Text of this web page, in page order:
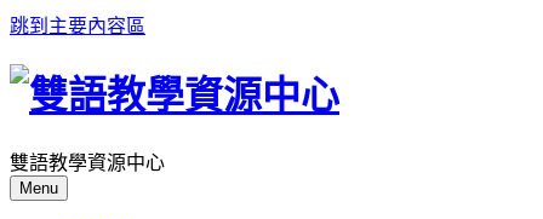
跳到主要內容區
雙語教學資源中心
Menu